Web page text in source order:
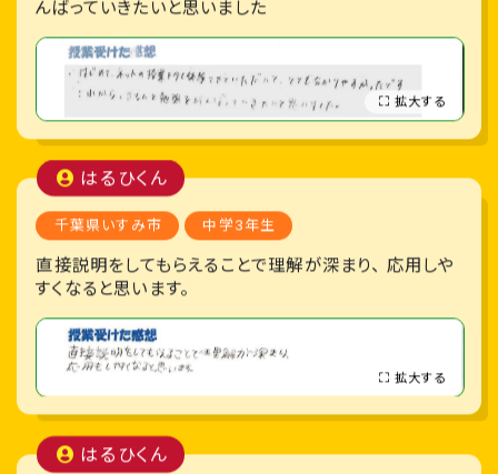
んばっていきたいと思いました
拡大する
はるひくん
千葉県いすみ市 中学3年生
直接説明をしてもらえることで理解が深まり、 応用しや
すくなると思います。
拡大する
はるひくん